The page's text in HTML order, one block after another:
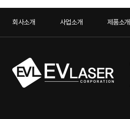
회사소개 사업소개 제품소개